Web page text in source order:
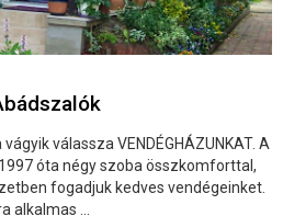
válassza VENDÉGHÁZUNKAT. A
1997 óta négy szoba összkomforttal,
fogadjuk kedves vendégeinket.
alkalmas ...